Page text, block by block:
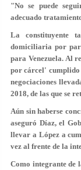
"No se puede
adecuado
La constituyente
domiciliaria por
para Venezuela. Al
por cárcel' cumplido
negociaciones
2018, de las que se
Aún sin haberse
aseguró Díaz, el
llevar a López a
vez al frente de la
Como integrante de